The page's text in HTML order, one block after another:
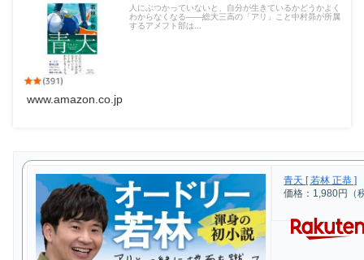
人にぶつかっていないと、自分が生きているかどうかよく
わからなくなる――総大三高の「アリ」こと中村昴が所属
するアメフト部は...
www.amazon.co.jp
青天 [ 若林 正恭 ]
価格：1,980円（